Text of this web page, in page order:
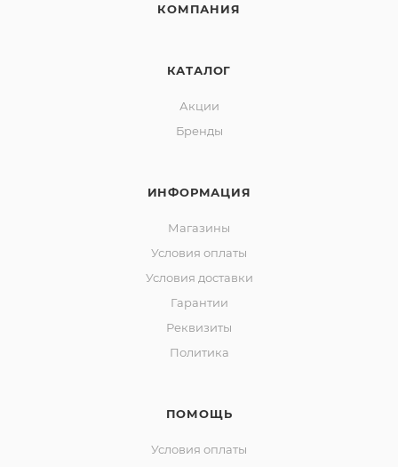
КОМПАНИЯ
КАТАЛОГ
Акции
Бренды
ИНФОРМАЦИЯ
Магазины
Условия оплаты
Условия доставки
Гарантии
Реквизиты
Политика
ПОМОЩЬ
Условия оплаты